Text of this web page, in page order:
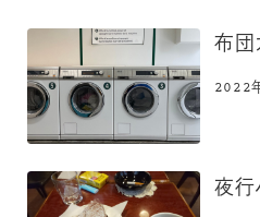
布団
2022
夜行